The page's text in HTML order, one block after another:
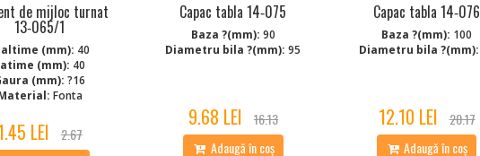
de mijloc turnat
13‑065/1
(mm): 40
(mm): 40
(mm): ?16
Fonta
LEI 2.67
Capac tabla 14‑075
Baza ?(mm): 90
Diametru bila ?(mm): 95
9.68 LEI 16.13
Adaugă în coș
Capac tabla 14‑076
Baza ?(mm): 100
Diametru bila ?(mm):
12.10 LEI 20.17
Adaugă în coș